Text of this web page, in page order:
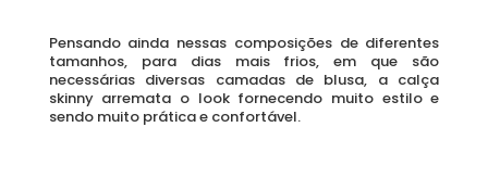
Pensando ainda nessas composições de diferentes
tamanhos, para dias mais frios, em que são
necessárias diversas camadas de blusa, a calça
skinny arremata o look fornecendo muito estilo e
sendo muito prática e confortável.